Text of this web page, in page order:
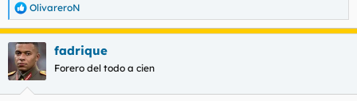
R
e
a
c
c
i
OlivareroN
fadrique
Forero del todo a cien